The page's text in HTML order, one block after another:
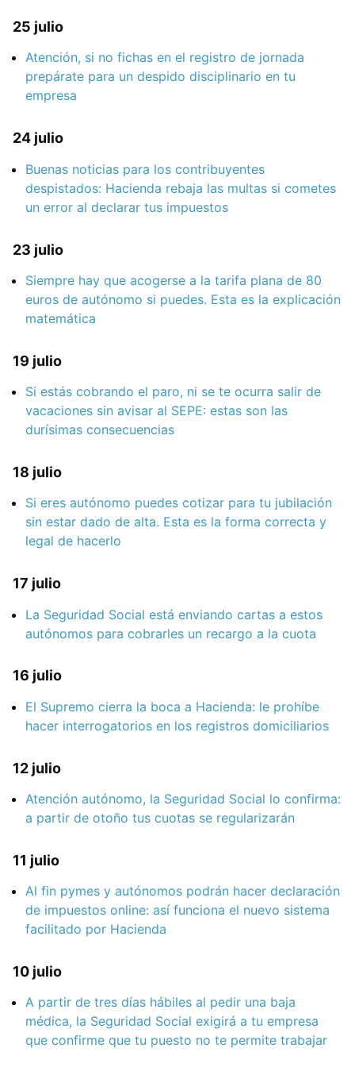
25 julio
Atención, si no fichas en el registro de jornada
prepárate para un despido disciplinario en tu
empresa
24 julio
Buenas noticias para los contribuyentes
despistados: Hacienda rebaja las multas si cometes
un error al declarar tus impuestos
23 julio
Siempre hay que acogerse a la tarifa plana de 80
euros de autónomo si puedes. Esta es la explicación
matemática
19 julio
Si estás cobrando el paro, ni se te ocurra salir de
vacaciones sin avisar al SEPE: estas son las
durísimas consecuencias
18 julio
Si eres autónomo puedes cotizar para tu jubilación
sin estar dado de alta. Esta es la forma correcta y
legal de hacerlo
17 julio
La Seguridad Social está enviando cartas a estos
autónomos para cobrarles un recargo a la cuota
16 julio
El Supremo cierra la boca a Hacienda: le prohíbe
hacer interrogatorios en los registros domiciliarios
12 julio
Atención autónomo, la Seguridad Social lo confirma:
a partir de otoño tus cuotas se regularizarán
11 julio
Al fin pymes y autónomos podrán hacer declaración
de impuestos online: así funciona el nuevo sistema
facilitado por Hacienda
10 julio
A partir de tres días hábiles al pedir una baja
médica, la Seguridad Social exigirá a tu empresa
que confirme que tu puesto no te permite trabajar